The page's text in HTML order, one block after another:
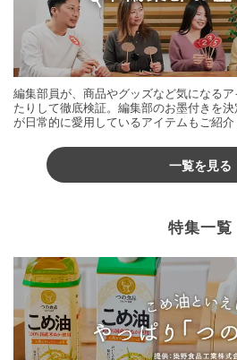
編集部員が、商品やグッズなど気になる
たりして徹底検証。編集部のお墨付きを
が日常的に愛用しているアイテムもご紹介
一覧を見る
特集一覧